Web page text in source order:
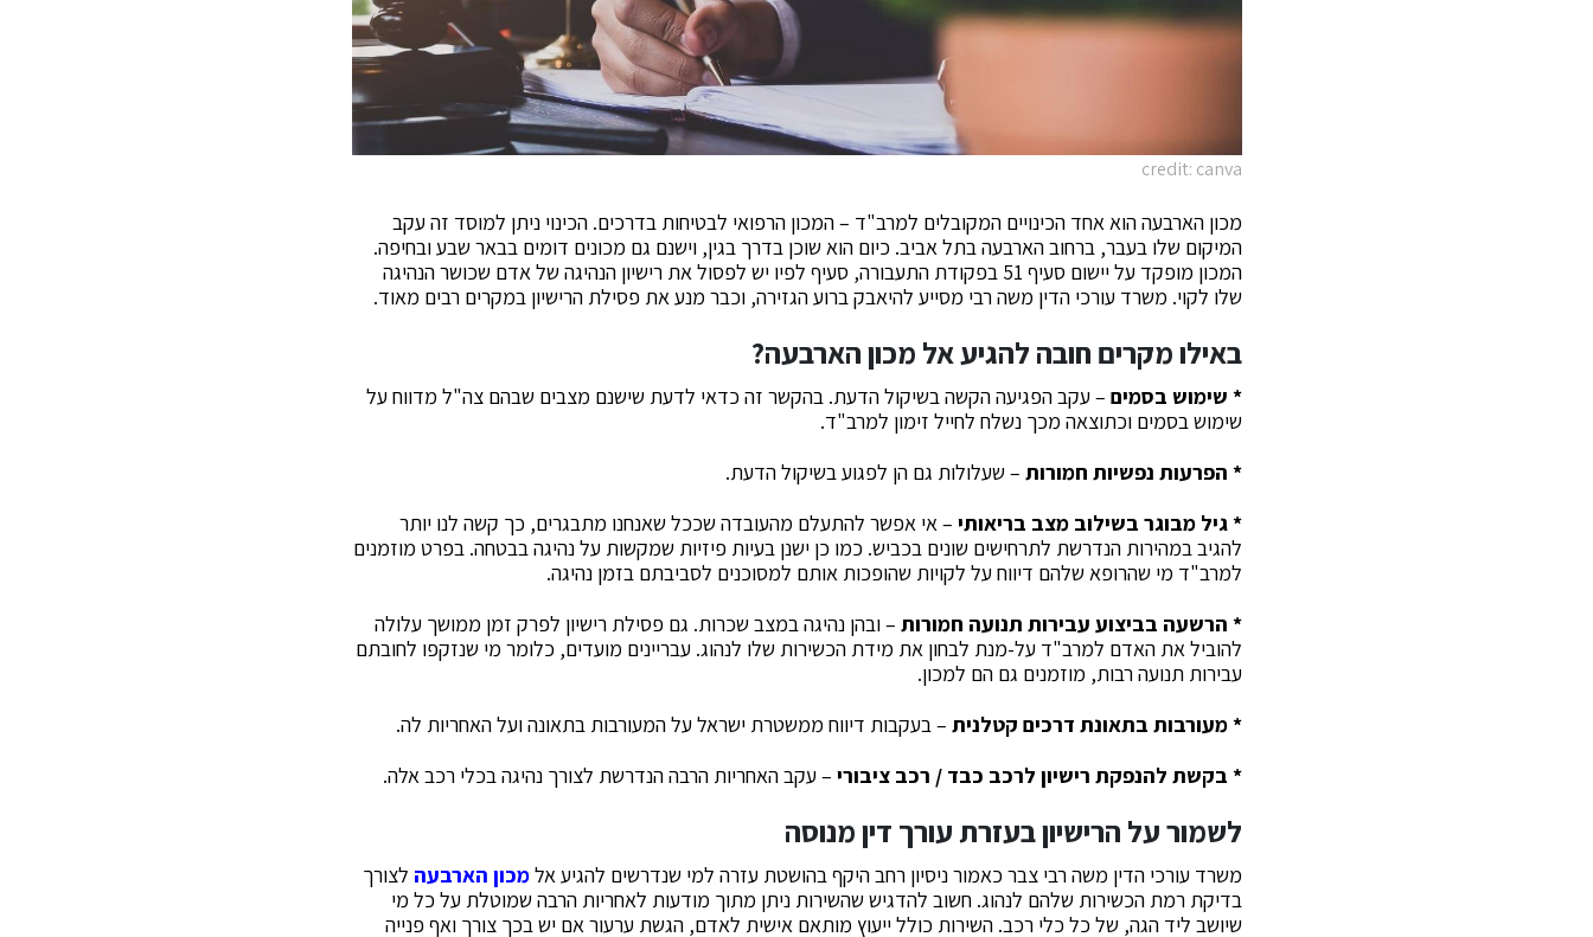
credit: canva
מכון הארבעה הוא אחד הכינויים המקובלים למרב"ד – המכון הרפואי לבטיחות בדרכים. הכינוי ניתן למוסד זה עקב
המיקום שלו בעבר, ברחוב הארבעה בתל אביב. כיום הוא שוכן בדרך בגין, וישנם גם מכונים דומים בבאר שבע ובחיפה.
המכון מופקד על יישום סעיף 51 בפקודת התעבורה, סעיף לפיו יש לפסול את רישיון הנהיגה של אדם שכושר הנהיגה
שלו לקוי. משרד עורכי הדין משה רבי מסייע להיאבק ברוע הגזירה, וכבר מנע את פסילת הרישיון במקרים רבים מאוד.
באילו מקרים חובה להגיע אל מכון הארבעה?
* שימוש בסמים – עקב הפגיעה הקשה בשיקול הדעת. בהקשר זה כדאי לדעת שישנם מצבים שבהם צה"ל מדווח על
שימוש בסמים וכתוצאה מכך נשלח לחייל זימון למרב"ד.
* הפרעות נפשיות חמורות – שעלולות גם הן לפגוע בשיקול הדעת.
* גיל מבוגר בשילוב מצב בריאותי – אי אפשר להתעלם מהעובדה שככל שאנחנו מתבגרים, כך קשה לנו יותר
להגיב במהירות הנדרשת לתרחישים שונים בכביש. כמו כן ישנן בעיות פיזיות שמקשות על נהיגה בבטחה. בפרט מוזמנים
למרב"ד מי שהרופא שלהם דיווח על לקויות שהופכות אותם למסוכנים לסביבתם בזמן נהיגה.
* הרשעה בביצוע עבירות תנועה חמורות – ובהן נהיגה במצב שכרות. גם פסילת רישיון לפרק זמן ממושך עלולה
להוביל את האדם למרב"ד על-מנת לבחון את מידת הכשירות שלו לנהוג. עבריינים מועדים, כלומר מי שנזקפו לחובתם
עבירות תנועה רבות, מוזמנים גם הם למכון.
* מעורבות בתאונת דרכים קטלנית – בעקבות דיווח ממשטרת ישראל על המעורבות בתאונה ועל האחריות לה.
* בקשת להנפקת רישיון לרכב כבד / רכב ציבורי – עקב האחריות הרבה הנדרשת לצורך נהיגה בכלי רכב אלה.
לשמור על הרישיון בעזרת עורך דין מנוסה
משרד עורכי הדין משה רבי צבר כאמור ניסיון רחב היקף בהושטת עזרה למי שנדרשים להגיע אלמכון הארבעה לצורך
בדיקת רמת הכשירות שלהם לנהוג. חשוב להדגיש שהשירות ניתן מתוך מודעות לאחריות הרבה שמוטלת על כל מי
שיושב ליד הגה, של כל כלי רכב. השירות כולל ייעוץ מותאם אישית לאדם, הגשת ערעור אם יש בכך צורך ואף פנייה